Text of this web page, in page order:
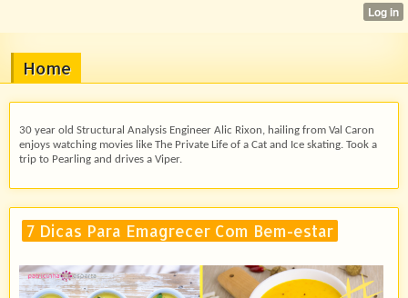
Home
30 year old Structural Analysis Engineer Alic Rixon, hailing from Val Caron
enjoys watching movies like The Private Life of a Cat and Ice skating. Took a
trip to Pearling and drives a Viper.
7 Dicas Para Emagrecer Com Bem-estar